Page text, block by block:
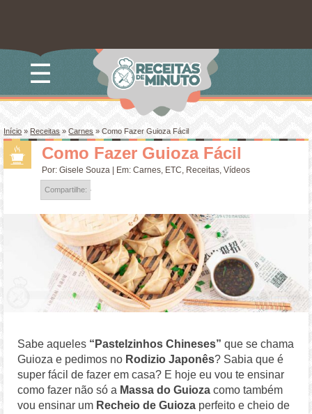
☰
Início»Receitas »Carnes »Como Fazer Guioza Fácil
Como Fazer Guioza Fácil
Por:Gisele Souza | Em:Carnes, ETC, Receitas,Vídeos
Compartilhe:
Sabe aqueles “Pastelzinhos Chineses” que se chama
Guioza e pedimos no Rodizio Japonês? Sabia que é
super fácil de fazer em casa? E hoje eu vou te ensinar
como fazer não só a Massa do Guioza como também
vou ensinar um Recheio de Guioza perfeito e cheio de